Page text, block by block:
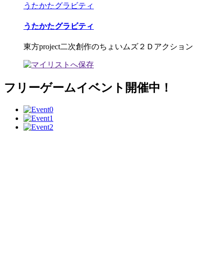
うたかたグラビティ
うたかたグラビティ
東方project二次創作のちょいムズ２Ｄアクション
フリーゲームイベント開催中！